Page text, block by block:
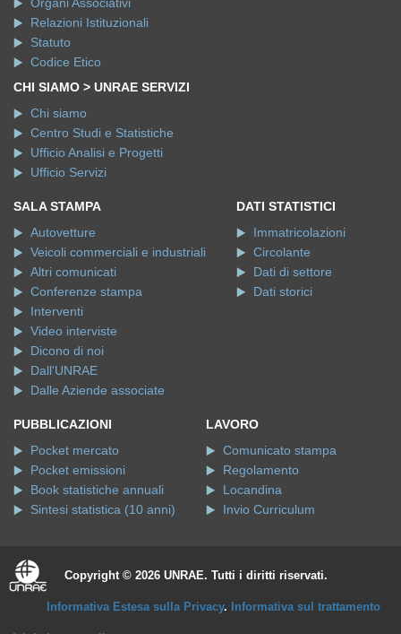
Relazioni Istituzionali
Statuto
Codice Etico
CHI SIAMO > UNRAE SERVIZI
Chi siamo
Centro Studi e Statistiche
Ufficio Analisi e Progetti
Ufficio Servizi
SALA STAMPA
Autovetture
Veicoli commerciali e industriali
Altri comunicati
Conferenze stampa
Interventi
Video interviste
Dicono di noi
Dall'UNRAE
Dalle Aziende associate
DATI STATISTICI
Immatricolazioni
Circolante
Dati di settore
Dati storici
PUBBLICAZIONI
Pocket mercato
Pocket emissioni
Book statistiche annuali
Sintesi statistica (10 anni)
LAVORO
Comunicato stampa
Regolamento
Locandina
Invio Curriculum
Copyright © 2026 UNRAE. Tutti i diritti riservati.
Informativa Estesa sulla Privacy. Informativa sul trattamento